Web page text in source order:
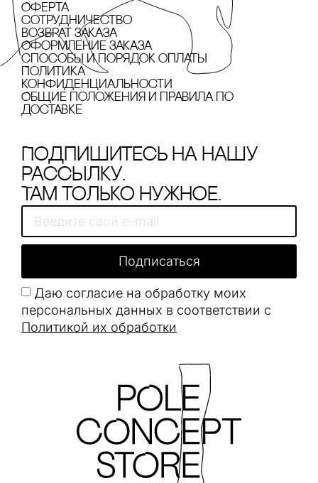
Оферта
сотрудничество
Возврат заказа
Оформление заказа
cпособы и порядок оплаты
Политика
конфиденциальности
Общие положения и правила по
доставке
Подпишитесь на нашу
рассылку.
Там только нужное.
Даю согласие на обработку моих
персональных данных в соответствии с
Политикой их обработки
Подписаться